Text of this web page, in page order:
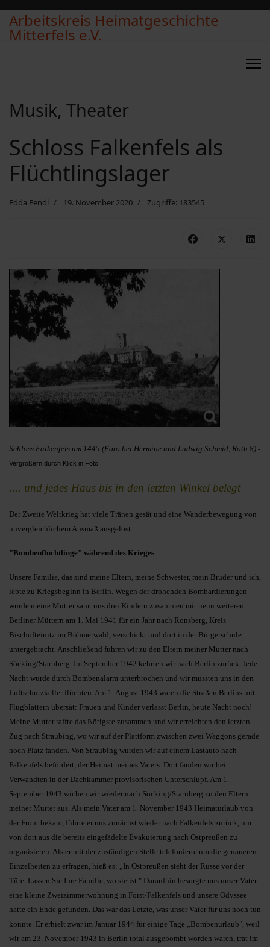
Arbeitskreis Heimatgeschichte
Mitterfels e.V.
Musik, Theater
Schloss Falkenfels als
Flüchtlingslager
Edda Fendl 19. November 2020 Zugriffe: 183545
Schloss Falkenfels um 1445 (Foto bei Hermine und Ludwig Schmid, Roth 8) -
Vergrößern durch Klick in Foto!
.... und jedes Haus bis in den letzten Winkel belegt
Der Zweite Weltkrieg hat viele Tränen gesät und eine Wanderbewegung von
unvergleichlichem Ausmaß ausgelöst.
"Bombenflüchtlinge" während des Krieges
Unsere Familie, das sind meine Eltern, meine Schwester, mein Bruder und ich,
lebte zu Kriegsbeginn in Berlin. Wegen der drohenden Bombardierungen
wurde meine Mutter samt uns drei Kindern zusammen mit neun weiteren
Berliner Müttern am 1. Mai 1941 für ein Jahr nach Ronsberg, Kreis
Bischofteinitz im Böhmerwald, verschickt und dort in der Bürgerschule
untergebracht. Anschließend fuhren wir zu den Eltern meiner Mutter nach
Söcking/Starnberg. Im September 1942 kehrten wir nach Berlin zurück. Jede
Nacht wurde durch Bombenalarm unterbrochen und wir mussten uns in den
Luftschutzkeller flüchten. Am 1. August 1943 waren die Straßen Berlins mit
Flugblättern übersät: Frauen und Kinder verlasst Berlin, heute Nacht noch!
Meine Mutter raffte das Nötigste zusammen und wir erreichten den letzten
Zug nach Straubing, wo wir auf der Plattform zwischen zwei Waggons gerade
noch Platz fanden. Von Straubing wurden wir auf einem Lastauto nach
Falkenfels befördert, der Heimat meines Vaters. Dort fanden wir bei
Verwandten in der Dachkammer provisorischen Unterschlupf. Am 1.
September 1943 wichen wir wieder nach Söcking/Starnberg zu den Eltern
meiner Mutter aus. Als mein Vater am 1. November 1943 Heimaturlaub von
der Front bekam, führte er uns zunächst wieder nach Falkenfels zurück, um
von dort aus die bereits eingefädelte Evakuierung nach Ostpreußen zu
organisieren. Als er mit der zuständigen Stelle telefonierte um die genaueren
Einzelheiten zu erfragen, hieß es: „In Ostpreußen steht der Russe vor der
Türe. Lassen Sie Ihre Familie, wo sie ist." Daraufhin besorgte uns unser Vater
eine kleine Zweizimmerwohnung in Forst/Falkenfels und unsere Odyssee
hatte ein Ende gefunden. Das war das Letzte, was unser Vater für uns noch tun
konnte. Er erhielt zwar im Januar 1944 für einige Tage „Bombenurlaub", weil
wir am 23. November 1943 in Berlin total ausgebombt worden waren, trat im